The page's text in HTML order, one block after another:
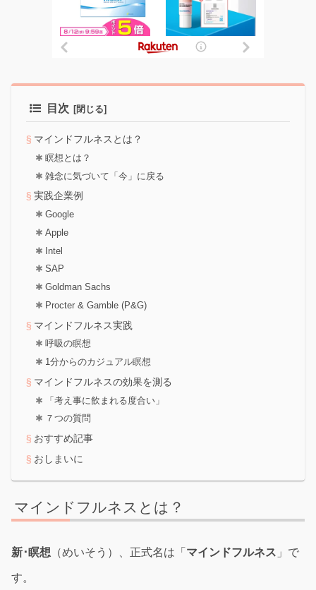
目次
マインドフルネスとは？
瞑想とは？
雑念に気づいて「今」に戻る
実践企業例
Google
Apple
Intel
SAP
Goldman Sachs
Procter & Gamble (P&G)
マインドフルネス実践
呼吸の瞑想
1分からのカジュアル瞑想
マインドフルネスの効果を測る
「考え事に飲まれる度合い」
７つの質問
おすすめ記事
おしまいに
マインドフルネスとは？
新･瞑想 （めいそう）、正式名は「 マインドフルネス 」で
す。